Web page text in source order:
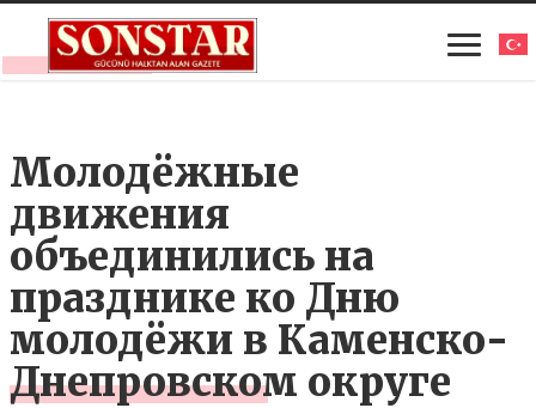
Молодёжные
движения
объединились на
празднике ко Дню
молодёжи в Каменско-
Днепровском округе